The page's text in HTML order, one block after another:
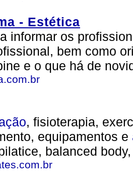
- Estética
informar os
bem como
e o que há de
, fisioterapia,
equipamentos e
balanced